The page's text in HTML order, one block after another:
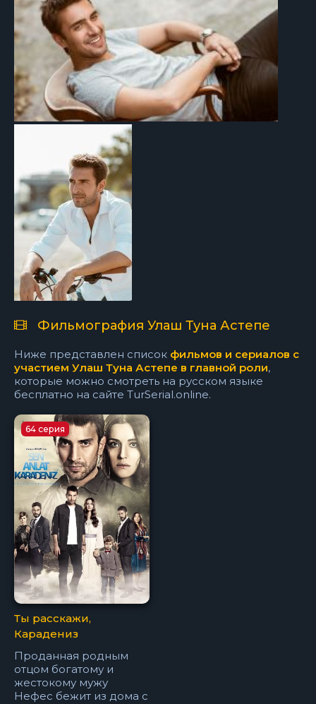
Фильмография Улаш Туна Астепе
Ниже представлен список фильмов и сериалов с
участием Улаш Туна Астепе в главной роли,
которые можно смотреть на русском языке
бесплатно на сайте TurSerial.online.
64 серия
Ты расскажи,
Карадениз
Проданная родным
отцом богатому и
жестокому мужу
Нефес бежит из дома с